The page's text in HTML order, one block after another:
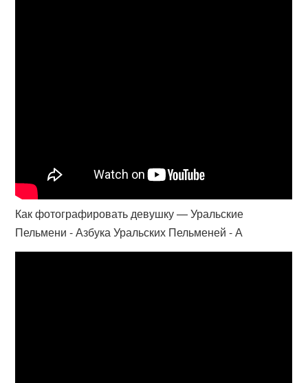
Как фотографировать девушку — Уральские
Пельмени - Азбука Уральских Пельменей - А